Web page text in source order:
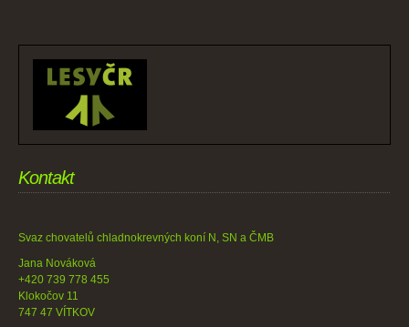
Kontakt
Svaz chovatelů chladnokrevných koní N, SN a ČMB
Jana Nováková
+420 739 778 455
Klokočov 11
747 47 VÍTKOV